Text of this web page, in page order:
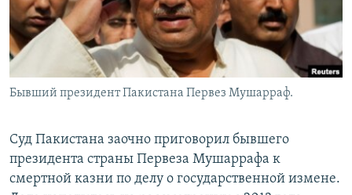
Бывший президент Пакистана Первез Мушарраф.
Суд Пакистана заочно приговорил бывшего
президента страны Первеза Мушаррафа к
смертной казни по делу о государственной измене.